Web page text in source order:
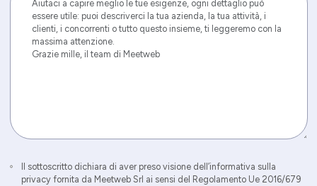
Il sottoscritto dichiara di aver preso visione dell’informativa sulla
privacy fornita da Meetweb Srl ai sensi del Regolamento Ue 2016/679